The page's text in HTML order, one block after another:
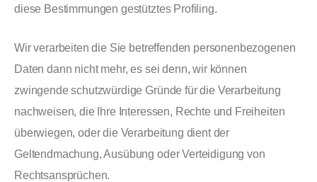
diese Bestimmungen gestütztes Profiling.
Wir verarbeiten die Sie betreffenden personenbezogenen
Daten dann nicht mehr, es sei denn, wir können
zwingende schutzwürdige Gründe für die Verarbeitung
nachweisen, die Ihre Interessen, Rechte und Freiheiten
überwiegen, oder die Verarbeitung dient der
Geltendmachung, Ausübung oder Verteidigung von
Rechtsansprüchen.